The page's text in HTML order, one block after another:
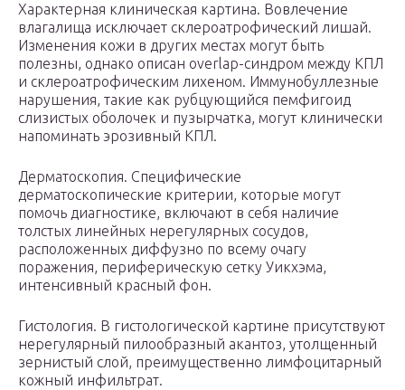
Характерная клиническая картина. Вовлечение
влагалища исключает склероатрофический лишай.
Изменения кожи в других местах могут быть
полезны, однако описан overlap-синдром между КПЛ
и склероатрофическим лихеном. Иммунобуллезные
нарушения, такие как рубцующийся пемфигоид
слизистых оболочек и пузырчатка, могут клинически
напоминать эрозивный КПЛ.
Дерматоскопия. Специфические
дерматоскопические критерии, которые могут
помочь диагностике, включают в себя наличие
толстых линейных нерегулярных сосудов,
расположенных диффузно по всему очагу
поражения, периферическую сетку Уикхэма,
интенсивный красный фон.
Гистология. В гистологической картине присутствуют
нерегулярный пилообразный акантоз, утолщенный
зернистый слой, преимущественно лимфоцитарный
кожный инфильтрат.